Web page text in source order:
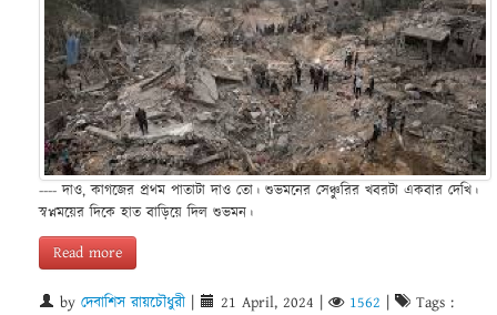
---- দাও, কাগজের প্রথম পাতাটা দাও তো। শুভমনের সেঞ্চুরির খবরটা একবার দেখি।
স্বপ্নময়ের দিকে হাত বাড়িয়ে দিল শুভমন।
Read more
by দেবাশিস রায়চৌধুরী 21 April, 2024 1562 Tags :